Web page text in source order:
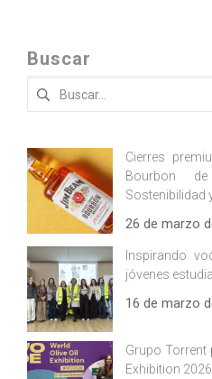
Buscar
Buscar:
Cierres
Bourbon
Sostenibilidad
26 de marzo
Inspirando
jóvenes
16 de marzo
Grupo Torrent
Exhibition 2026